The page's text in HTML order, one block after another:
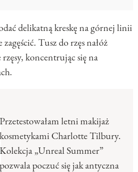
delikatną kreskę na górnej linii
Tusz do rzęs nałóż
koncentrując się na
Przetestowałam letni makijaż
kosmetykami Charlotte Tilbury.
Kolekcja „Unreal Summer”
pozwala poczuć się jak antyczna